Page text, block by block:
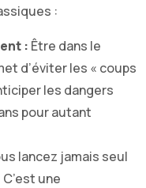
:
: Être dans le
d’éviter les « coups
les dangers
pour autant
lancez jamais seul
une